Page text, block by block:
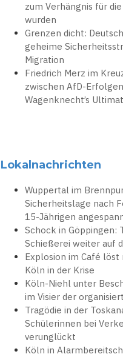
zum Verhängnis für
wurden
Grenzen dicht:
geheime
Migration
Friedrich Merz im
zwischen AfD-
Wagenknecht’s
Lokalnachrichten
Wuppertal im
Sicherheitslage nach
15-Jährigen
Schock in Göppingen:
Schießerei weiter auf
Explosion im Café löst
Köln in der Krise
Köln-Niehl unter
im Visier der
Tragödie in der
Schülerinnen bei
verunglückt
Köln in